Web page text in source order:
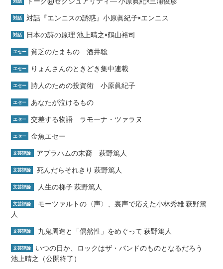
対話 対話『エンニスの誘惑』小原眞紀子×エンニス
対話 日本の詩の原理 池上晴之×鶴山裕司
エセー 貧乏のたまもの 酒井聡
エセー りょんさんのときどき集中連載
エセー 詩人のための投資術 小原眞紀子
エセー あなたが泣けるもの
エセー 交差する物語 ラモーナ・ツァラヌ
エセー 金魚エセー
文芸評論 アブラハムの末裔 萩野篤人
文芸評論 死んだらそれきり 萩野篤人
文芸評論 人生の梯子 萩野篤人
文芸評論
モーツァルトの〈声〉、裏声で応えた小林秀雄 萩野篤
人
文芸評論 九鬼周造と「偶然性」をめぐって 萩野篤人
文芸評論
いつの日か、ロックはザ・バンドのものとなるだろう
池上晴之（公開終了）